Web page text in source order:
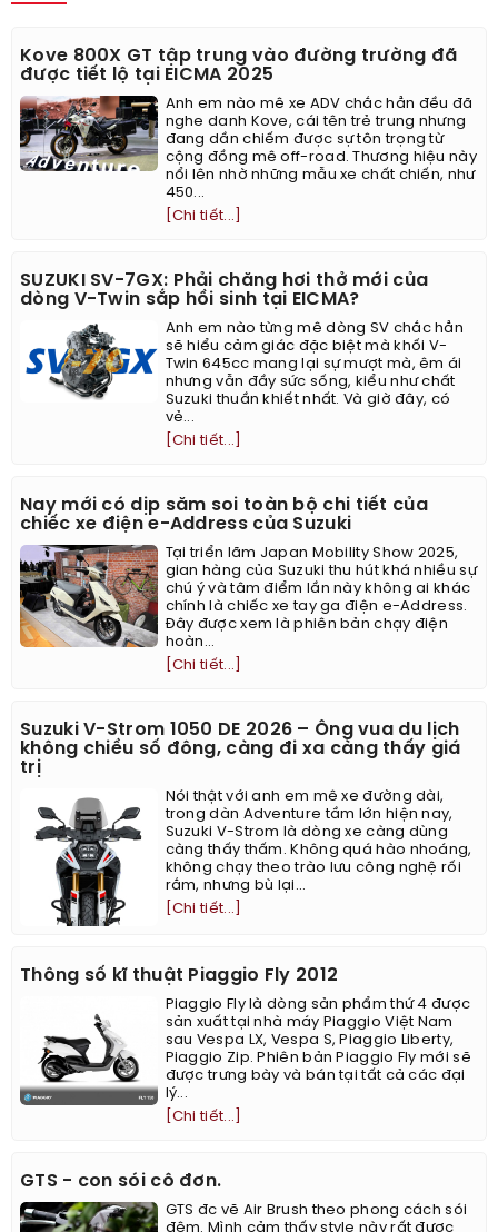
Kove 800X GT tập trung vào đường trường đã
được tiết lộ tại EICMA 2025
Anh em nào mê xe ADV chắc hẳn đều đã
nghe danh Kove, cái tên trẻ trung nhưng
đang dần chiếm được sự tôn trọng từ
cộng đồng mê off-road. Thương hiệu này
nổi lên nhờ những mẫu xe chất chiến, như
450...
[Chi tiết...]
SUZUKI SV-7GX: Phải chăng hơi thở mới của
dòng V-Twin sắp hồi sinh tại EICMA?
Anh em nào từng mê dòng SV chắc hẳn
sẽ hiểu cảm giác đặc biệt mà khối V-
Twin 645cc mang lại sự mượt mà, êm ái
nhưng vẫn đầy sức sống, kiểu như chất
Suzuki thuần khiết nhất. Và giờ đây, có
vẻ...
[Chi tiết...]
Nay mới có dịp săm soi toàn bộ chi tiết của
chiếc xe điện e-Address của Suzuki
Tại triển lãm Japan Mobility Show 2025,
gian hàng của Suzuki thu hút khá nhiều sự
chú ý và tâm điểm lần này không ai khác
chính là chiếc xe tay ga điện e-Address.
Đây được xem là phiên bản chạy điện
hoàn...
[Chi tiết...]
Suzuki V-Strom 1050 DE 2026 – Ông vua du lịch
không chiều số đông, càng đi xa càng thấy giá
trị
Nói thật với anh em mê xe đường dài,
trong dàn Adventure tầm lớn hiện nay,
Suzuki V-Strom là dòng xe càng dùng
càng thấy thấm. Không quá hào nhoáng,
không chạy theo trào lưu công nghệ rối
rắm, nhưng bù lại...
[Chi tiết...]
Thông số kĩ thuật Piaggio Fly 2012
Piaggio Fly là dòng sản phẩm thứ 4 được
sản xuất tại nhà máy Piaggio Việt Nam
sau Vespa LX, Vespa S, Piaggio Liberty,
Piaggio Zip. Phiên bản Piaggio Fly mới sẽ
được trưng bày và bán tại tất cả các đại
lý...
[Chi tiết...]
GTS - con sói cô đơn.
GTS đc vẽ Air Brush theo phong cách sói
đêm. Mình cảm thấy style này rất được